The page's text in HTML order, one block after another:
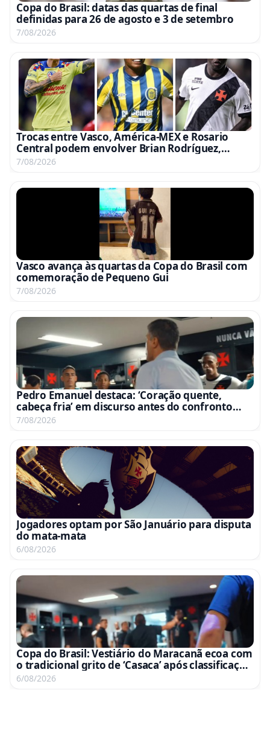
Copa do Brasil: datas das quartas de final
definidas para 26 de agosto e 3 de setembro
7/08/2026
Trocas entre Vasco, América-MEX e Rosario
Central podem envolver Brian Rodríguez,
Campaz e Marino
7/08/2026
Vasco avança às quartas da Copa do Brasil com
comemoração de Pequeno Gui
7/08/2026
Pedro Emanuel destaca: ‘Coração quente,
cabeça fria’ em discurso antes do confronto
com o Fluminense
7/08/2026
Jogadores optam por São Januário para disputa
do mata-mata
6/08/2026
Copa do Brasil: Vestiário do Maracanã ecoa com
o tradicional grito de ‘Casaca’ após classificação
às quartas; assista ao vídeo
6/08/2026